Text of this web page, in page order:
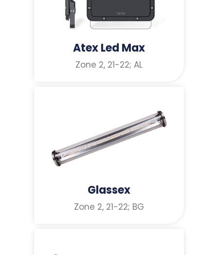
Atex Led Max
Zone 2, 21-22; AL
Glassex
Zone 2, 21-22; BG